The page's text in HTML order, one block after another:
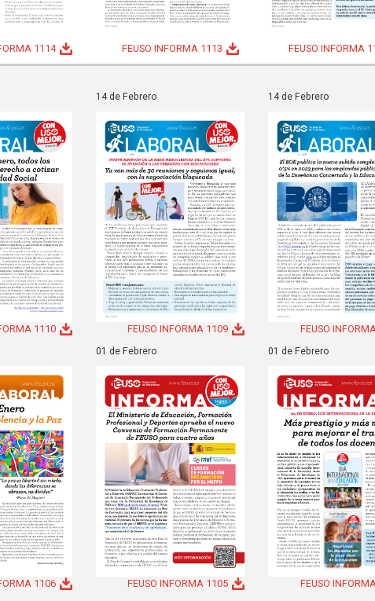
1114 FEUSO INFORMA 1113 FEUSO INFORMA
1110
14 de Febrero
FEUSO INFORMA 1109
14 de Febrero
FEUSO
1106
01 de Febrero
FEUSO INFORMA 1105
01 de Febrero
FEUSO